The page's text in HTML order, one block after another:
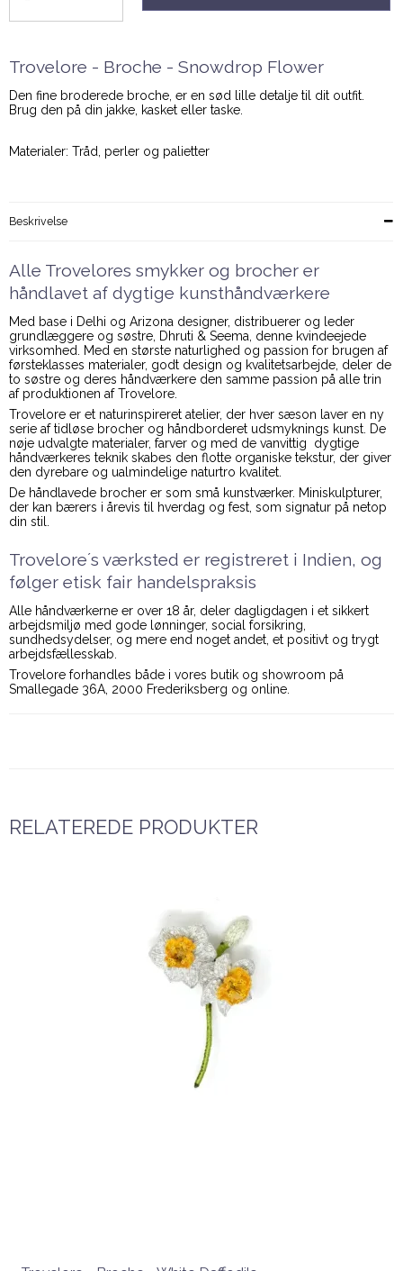
Trovelore - Broche - Snowdrop Flower
Den fine broderede broche, er en sød lille detalje til dit outfit.
Brug den på din jakke, kasket eller taske.
Materialer: Tråd, perler og palietter
Beskrivelse
Alle Trovelores smykker og brocher er
håndlavet af dygtige kunsthåndværkere
Med base i Delhi og Arizona designer, distribuerer og leder
grundlæggere og søstre, Dhruti & Seema, denne kvindeejede
virksomhed. Med en største naturlighed og passion for brugen af
førsteklasses materialer, godt design og kvalitetsarbejde, deler de
to søstre og deres håndværkere den samme passion på alle trin
af produktionen af Trovelore.
Trovelore er et naturinspireret atelier, der hver sæson laver en ny
serie af tidløse brocher og håndborderet udsmyknings kunst. De
nøje udvalgte materialer, farver og med de vanvittig dygtige
håndværkeres teknik skabes den flotte organiske tekstur, der giver
den dyrebare og ualmindelige naturtro kvalitet.
De håndlavede brocher er som små kunstværker. Miniskulpturer,
der kan bærers i årevis til hverdag og fest, som signatur på netop
din stil.
Trovelore´s værksted er registreret i Indien, og
følger etisk fair handelspraksis
Alle håndværkerne er over 18 år, deler dagligdagen i et sikkert
arbejdsmiljø med gode lønninger, social forsikring,
sundhedsydelser, og mere end noget andet, et positivt og trygt
arbejdsfællesskab.
Trovelore forhandles både i vores butik og showroom på
Smallegade 36A, 2000 Frederiksberg og online.
RELATEREDE PRODUKTER